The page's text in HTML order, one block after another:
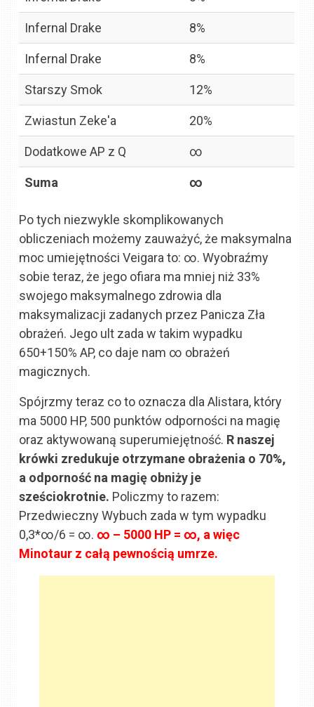
Infernal Drake 8%
Infernal Drake 8%
Starszy Smok 12%
Zwiastun Zeke'a 20%
Dodatkowe AP z Q ∞
Suma ∞
Po tych niezwykle skomplikowanych
obliczeniach możemy zauważyć, że maksymalna
moc umiejętności Veigara to: ∞. Wyobraźmy
sobie teraz, że jego ofiara ma mniej niż 33%
swojego maksymalnego zdrowia dla
maksymalizacji zadanych przez Panicza Zła
obrażeń. Jego ult zada w takim wypadku
650+150% AP, co daje nam ∞ obrażeń
magicznych.
Spójrzmy teraz co to oznacza dla Alistara, który
ma 5000 HP, 500 punktów odporności na magię
oraz aktywowaną superumiejętność. R naszej
krówki zredukuje otrzymane obrażenia o 70%,
a odporność na magię obniży je
sześciokrotnie. Policzmy to razem:
Przedwieczny Wybuch zada w tym wypadku
0,3*∞/6 = ∞.∞ – 5000 HP = ∞, a więc
Minotaur z całą pewnością umrze.